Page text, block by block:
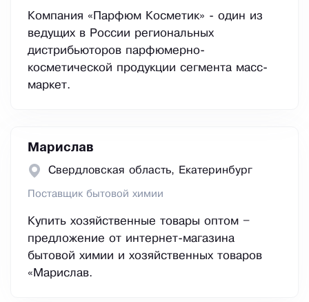
Компания «Парфюм Косметик» - один из
ведущих в России региональных
дистрибьюторов парфюмерно-
косметической продукции сегмента масс-
маркет.
Марислав
Свердловская область, Екатеринбург
Поставщик бытовой химии
Купить хозяйственные товары оптом –
предложение от интернет-магазина
бытовой химии и хозяйственных товаров
«Марислав.